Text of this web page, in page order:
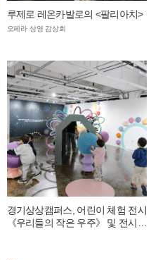
루제로 레온카발로의 <팔리아치>
오페라 상영 감상회
경기상상캠퍼스, 어린이 체험 전시
《우리들의 작은 우주》 및 전시